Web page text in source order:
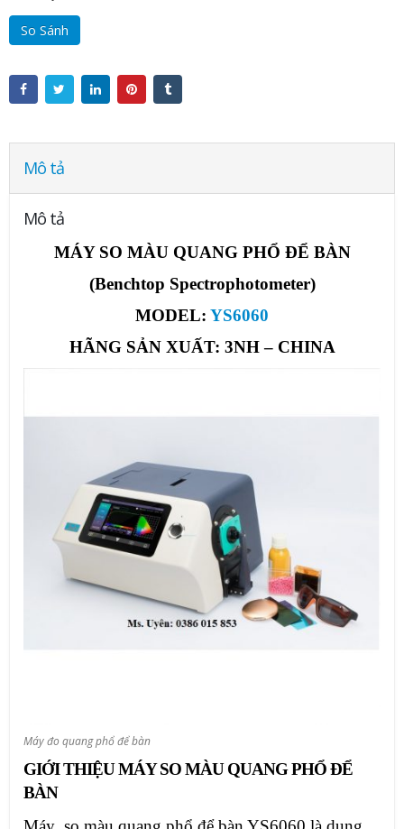
So Sánh
Mô tả
Mô tả
MÁY SO MÀU QUANG PHỔ ĐỂ BÀN
(Benchtop Spectrophotometer)
MODEL: YS6060
HÃNG SẢN XUẤT: 3NH – CHINA
Máy đo quang phổ để bàn
GIỚI THIỆU MÁY SO MÀU QUANG PHỔ ĐỂ
BÀN